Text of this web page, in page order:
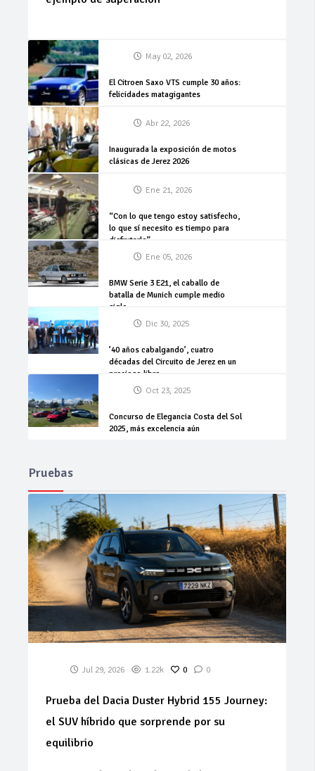
May 02, 2026
El Citroen Saxo VTS cumple 30 años:
felicidades matagigantes
Abr 22, 2026
Inaugurada la exposición de motos
clásicas de Jerez 2026
Ene 21, 2026
“Con lo que tengo estoy satisfecho,
lo que sí necesito es tiempo para
disfrutarlo”
Ene 05, 2026
BMW Serie 3 E21, el caballo de
batalla de Munich cumple medio
siglo
Dic 30, 2025
’40 años cabalgando’, cuatro
décadas del Circuito de Jerez en un
precioso libro
Oct 23, 2025
Concurso de Elegancia Costa del Sol
2025, más excelencia aún
Pruebas
Jul 29, 2026 1.22k 0 0
Prueba del Dacia Duster Hybrid 155 Journey:
el SUV híbrido que sorprende por su
equilibrio